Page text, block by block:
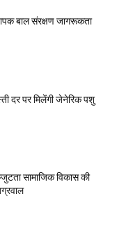
बाल संरक्षण जागरूकता
दर पर मिलेंगी जेनेरिक पशु
सामाजिक विकास की